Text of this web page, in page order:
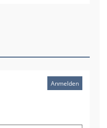
Anmelden